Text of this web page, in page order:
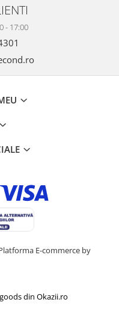
- 17:00
E-commerce by